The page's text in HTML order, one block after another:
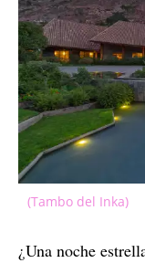
(Tambo del Inka)
¿Una noche